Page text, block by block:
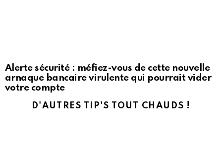
Alerte sécurité : méfiez-vous de cette nouvelle
arnaque bancaire virulente qui pourrait vider
votre compte
D'AUTRES TIP'S TOUT CHAUDS !